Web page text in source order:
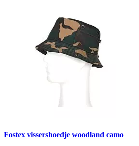
Fostex vissershoedje woodland camo